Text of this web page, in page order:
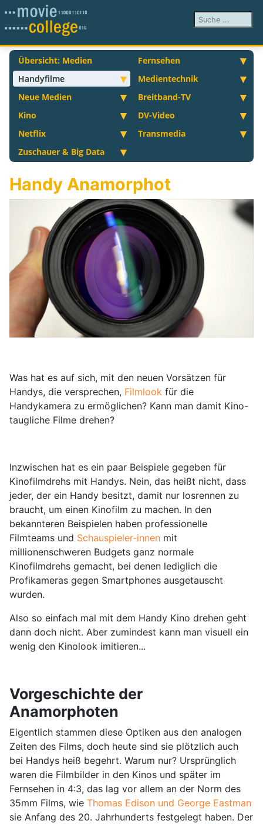
Suchen ...
Übersicht: Medien
Fernsehen
Handyfilme
Medientechnik
Neue Medien
Breitband-TV
Kino
DV-Video
Netflix
Transmedia
Zuschauer & Big Data
Handy Anamorphot
Was hat es auf sich, mit den neuen Vorsätzen für
Handys, die versprechen, Filmlook für die
Handykamera zu ermöglichen? Kann man damit Kino-
taugliche Filme drehen?
Inzwischen hat es ein paar Beispiele gegeben für
Kinofilmdrehs mit Handys. Nein, das heißt nicht, dass
jeder, der ein Handy besitzt, damit nur losrennen zu
braucht, um einen Kinofilm zu machen. In den
bekannteren Beispielen haben professionelle
Filmteams und Schauspieler-innen mit
millionenschweren Budgets ganz normale
Kinofilmdrehs gemacht, bei denen lediglich die
Profikameras gegen Smartphones ausgetauscht
wurden.
Also so einfach mal mit dem Handy Kino drehen geht
dann doch nicht. Aber zumindest kann man visuell ein
wenig den Kinolook imitieren...
Vorgeschichte der
Anamorphoten
Eigentlich stammen diese Optiken aus den analogen
Zeiten des Films, doch heute sind sie plötzlich auch
bei Handys heiß begehrt. Warum nur? Ursprünglich
waren die Filmbilder in den Kinos und später im
Fernsehen in 4:3, das lag vor allem an der Norm des
35mm Films, wie Thomas Edison und George Eastman
sie Anfang des 20. Jahrhunderts festgelegt haben. Der